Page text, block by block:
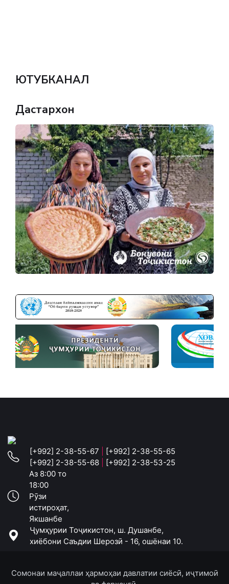
ЮТУБКАНАЛ
Дастархон
[+992] 2-38-55-67
[+992] 2-38-55-65
[+992] 2-38-55-68
[+992] 2-38-53-25
Аз 8:00 то
18:00
Рӯзи
истироҳат,
Якшанбе
Ҷумҳурии Тоҷикистон, ш. Душанбе,
хиёбони Саъдии Шерозӣ - 16, ошёнаи 10.
Сомонаи маҷаллаи ҳармоҳаи давлатии сиёсӣ, иҷтимоӣ